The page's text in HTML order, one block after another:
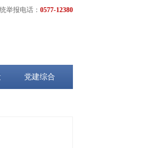
举报电话： 0577-12380
党建综合